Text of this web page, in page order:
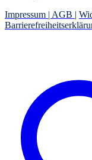
Impressum | AGB |